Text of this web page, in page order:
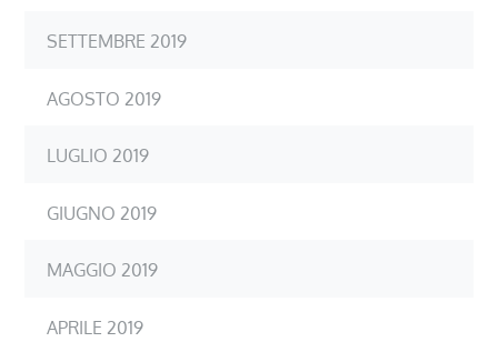
SETTEMBRE 2019
AGOSTO 2019
LUGLIO 2019
GIUGNO 2019
MAGGIO 2019
APRILE 2019